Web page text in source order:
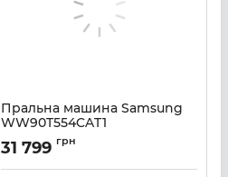
Пральна машина Samsung
WW90T554CAT1
Артикул:A137406
31 799 грн